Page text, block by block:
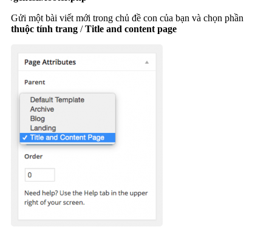
Gửi một bài viết mới trong chủ đề con của bạn và chọn phần
thuộc tính trang /Title and content page